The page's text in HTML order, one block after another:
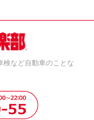
検など自動車のことな